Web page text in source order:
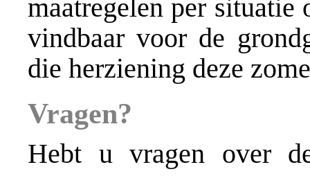
maatregelen per
vindbaar voor de
die herziening deze
Vragen?
Hebt u vragen over